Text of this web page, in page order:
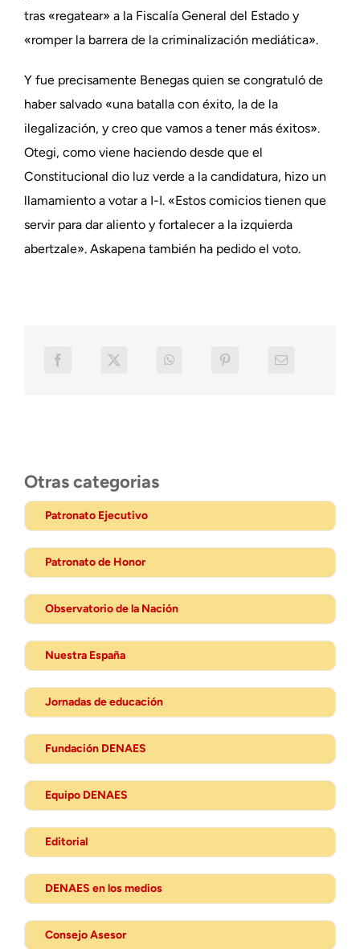
tras «regatear» a la Fiscalía General del Estado y
«romper la barrera de la criminalización mediática».
Y fue precisamente Benegas quien se congratuló de
haber salvado «una batalla con éxito, la de la
ilegalización, y creo que vamos a tener más éxitos».
Otegi, como viene haciendo desde que el
Constitucional dio luz verde a la candidatura, hizo un
llamamiento a votar a I-I. «Estos comicios tienen que
servir para dar aliento y fortalecer a la izquierda
abertzale». Askapena también ha pedido el voto.
Otras categorias
Patronato Ejecutivo
Patronato de Honor
Observatorio de la Nación
Nuestra España
Jornadas de educación
Fundación DENAES
Equipo DENAES
Editorial
DENAES en los medios
Consejo Asesor